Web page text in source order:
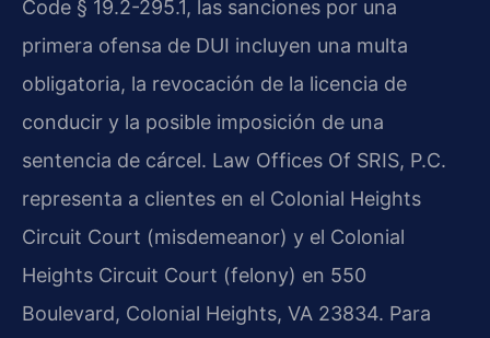
Code § 19.2-295.1, las sanciones por una
primera ofensa de DUI incluyen una multa
obligatoria, la revocación de la licencia de
conducir y la posible imposición de una
sentencia de cárcel. Law Offices Of SRIS, P.C.
representa a clientes en el Colonial Heights
Circuit Court (misdemeanor) y el Colonial
Heights Circuit Court (felony) en 550
Boulevard, Colonial Heights, VA 23834. Para